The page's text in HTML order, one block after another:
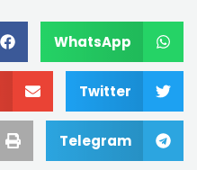
WhatsApp
Twitter
Telegram